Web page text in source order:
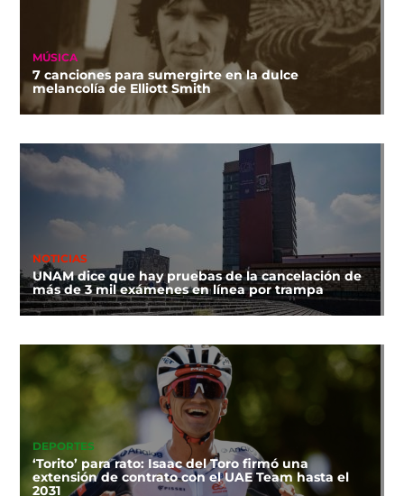
MÚSICA
7 canciones para sumergirte en la dulce
melancolía de Elliott Smith
NOTICIAS
UNAM dice que hay pruebas de la cancelación de
más de 3 mil exámenes en línea por trampa
DEPORTES
‘Torito’ para rato: Isaac del Toro firmó una
extensión de contrato con el UAE Team hasta el
2031